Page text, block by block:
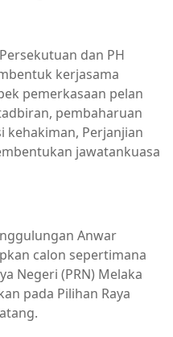
dan PH
kerjasama
pemerkasaan pelan
pembaharuan
kehakiman, Perjanjian
jawatankuasa
Anwar
calon sepertimana
Negeri (PRN) Melaka
pada Pilihan Raya